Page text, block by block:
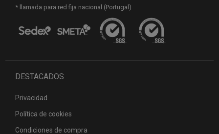
* llamada para red fija nacional (Portugal)
DESTACADOS
Privacidad
Política de cookies
Condiciones de compra